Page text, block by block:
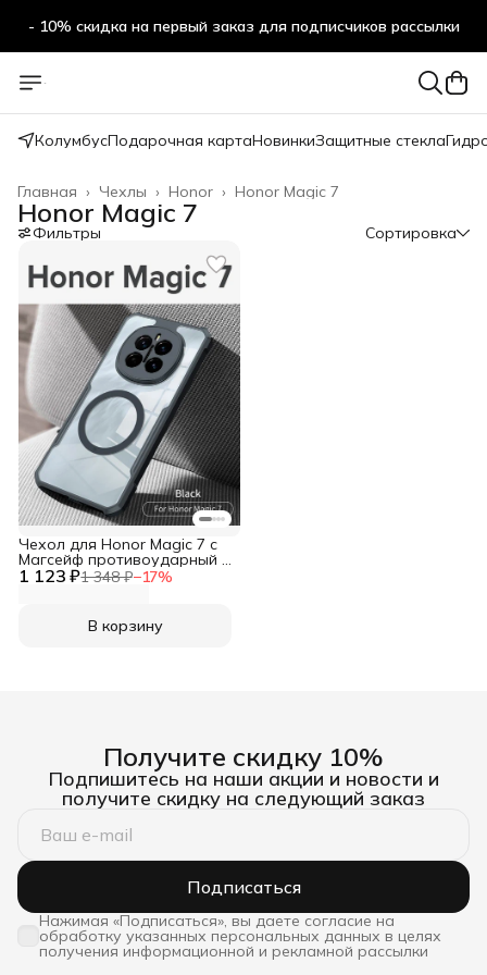
- 10% скидка на первый заказ для подписчиков рассылки
КолумбусПодарочная картаНовинкиЗащитные стекла
Honor Magic 7
Honor ›
Чехлы ›
Главная ›
Honor Magic 7
Фильтры Сортировка
1 123 ₽1 348 ₽−17%
Чехол для Honor Magic 7 с
Магсейф противоударный с
усиленными углами XUNDD
В корзину
Получите скидку 10%
Подпишитесь на наши акции и новости и
получите скидку на следующий заказ
Подписаться
Нажимая «Подписаться», вы даете согласие на
обработку указанных персональных данных в целях
получения информационной и рекламной рассылки